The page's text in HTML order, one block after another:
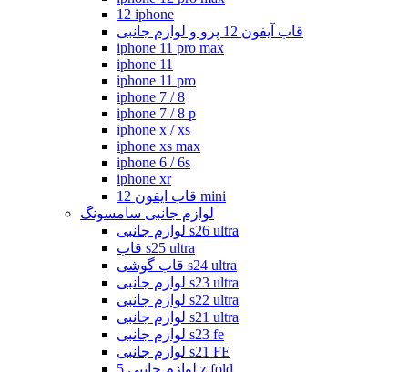
12 iphone
قاب آیفون 12 پرو و لوازم جانبی
iphone 11 pro max
iphone 11
iphone 11 pro
iphone 7 / 8
iphone 7 / 8 p
iphone x / xs
iphone xs max
iphone 6 / 6s
iphone xr
قاب ایفون 12 mini
لوازم جانبی سامسونگ
لوازم جانبی s26 ultra
قاب s25 ultra
قاب گوشی s24 ultra
لوازم جانبی s23 ultra
لوازم جانبی s22 ultra
لوازم جانبی s21 ultra
لوازم جانبی s23 fe
لوازم جانبی s21 FE
لوازم جانبی 5 z fold